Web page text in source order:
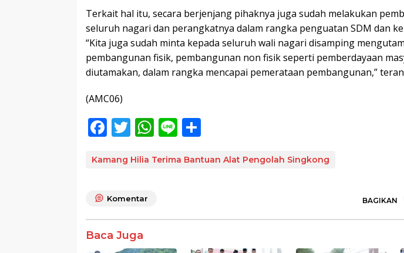
Terkait hal itu, secara berjenjang pihaknya juga sudah melakukan
seluruh nagari dan perangkatnya dalam rangka penguatan SDM dan
“Kita juga sudah minta kepada seluruh wali nagari disamping
pembangunan fisik, pembangunan non fisik seperti pemberdayaan
diutamakan, dalam rangka mencapai pemerataan pembangunan,”
(AMC06)
F
e
o
o
k
T
itt
W
at
p
Li
e ar
Kamang Hilia Terima Bantuan Alat Pengolah Singkong
Komentar BAGIKAN
Baca Juga